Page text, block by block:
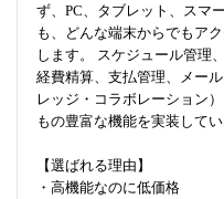
ず、PC、タブレット、スマ
も、どんな端末からでもア
します。 スケジュール管理
経費精算、支払管理、メー
レッジ・コラボレーション
もの豊富な機能を実装してい
【選ばれる理由】
・高機能なのに低価格